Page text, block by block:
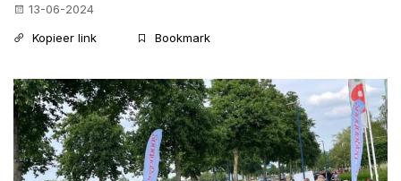
13-06-2024
Kopieer link
Bookmark